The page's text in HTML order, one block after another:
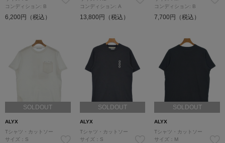
コンディション: B
6,200円（税込）
コンディション: A
13,800円（税込）
コンディション: B
7,700円（税込）
SOLDOUT
ALYX
Tシャツ・カットソー
サイズ：S
SOLDOUT
ALYX
Tシャツ・カットソー
サイズ：S
SOLDOUT
ALYX
Tシャツ・カットソー
サイズ：M